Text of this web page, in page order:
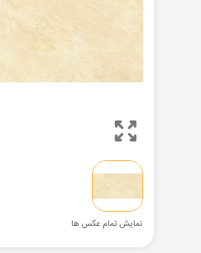
نمایش تمام عکس ها